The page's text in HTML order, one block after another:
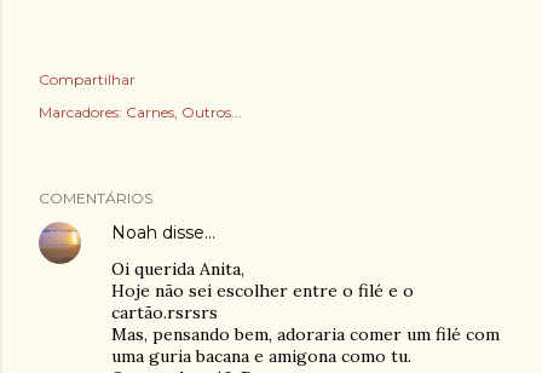
Compartilhar
Marcadores: Carnes Outros...
COMENTÁRIOS
Noah disse…
Oi querida Anita,
Hoje não sei escolher entre o filé e o
cartão.rsrsrs
Mas, pensando bem, adoraria comer um filé com
uma guria bacana e amigona como tu.